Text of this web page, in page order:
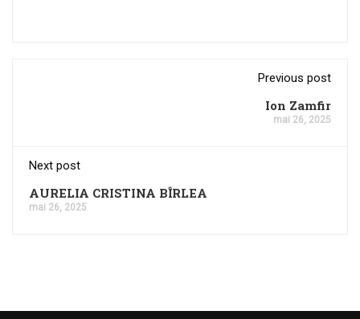
Previous post
Ion Zamfir
mai 26, 2025
Next post
AURELIA CRISTINA BÎRLEA
mai 26, 2025